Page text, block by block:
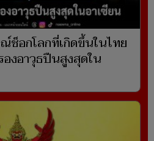
ช็อกโลกที่เกิดขึ้นในไทย
งอาวุธปืนสูงสุดใน